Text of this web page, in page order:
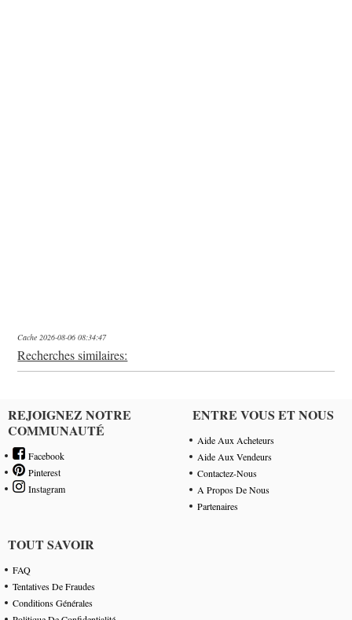
Cache 2026-08-06 08:34:47
Recherches similaires:
REJOIGNEZ NOTRE
COMMUNAUTÉ
Facebook
Pinterest
Instagram
ENTRE VOUS ET NOUS
Aide Aux Acheteurs
Aide Aux Vendeurs
Contactez-Nous
A Propos De Nous
Partenaires
TOUT SAVOIR
FAQ
Tentatives De Fraudes
Conditions Générales